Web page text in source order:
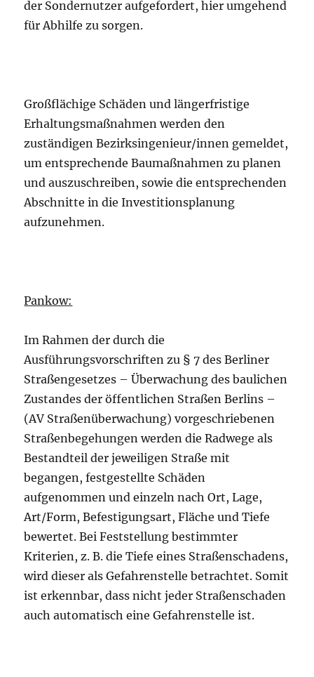
der Sondernutzer aufgefordert, hier umgehend
für Abhilfe zu sorgen.
Großflächige Schäden und längerfristige
Erhaltungsmaßnahmen werden den
zuständigen Bezirksingenieur/innen gemeldet,
um entsprechende Baumaßnahmen zu planen
und auszuschreiben, sowie die entsprechenden
Abschnitte in die Investitionsplanung
aufzunehmen.
Pankow:
Im Rahmen der durch die
Ausführungsvorschriften zu § 7 des Berliner
Straßengesetzes – Überwachung des baulichen
Zustandes der öffentlichen Straßen Berlins –
(AV Straßenüberwachung) vorgeschriebenen
Straßenbegehungen werden die Radwege als
Bestandteil der jeweiligen Straße mit
begangen, festgestellte Schäden
aufgenommen und einzeln nach Ort, Lage,
Art/Form, Befestigungsart, Fläche und Tiefe
bewertet. Bei Feststellung bestimmter
Kriterien, z. B. die Tiefe eines Straßenschadens,
wird dieser als Gefahrenstelle betrachtet. Somit
ist erkennbar, dass nicht jeder Straßenschaden
auch automatisch eine Gefahrenstelle ist.